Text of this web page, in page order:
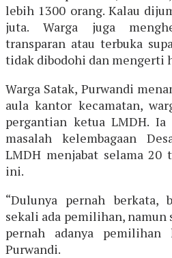
lebih 1300 orang. Kalau
juta. Warga juga
transparan atau terbuka
tidak dibodohi dan mengerti
Warga Satak, Purwandi
aula kantor kecamatan,
pergantian ketua LMDH. Ia
masalah kelembagaan
LMDH menjabat selama 20
ini.
“Dulunya pernah berkata,
sekali ada pemilihan, namun
pernah adanya pemilihan
Purwandi.